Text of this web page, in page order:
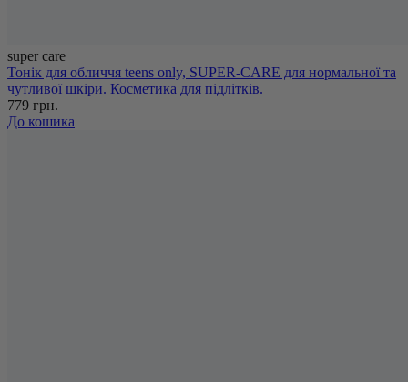
super care
Тонік для обличчя teens only, SUPER-CARE для нормальної та
чутливої шкіри. Косметика для підлітків.
779 грн.
До кошика